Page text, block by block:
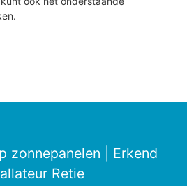
zonnepanelen | Erkend
Retie